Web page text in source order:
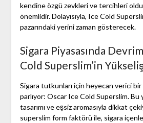
kendine özgü zevkleri ve tercihleri
önemlidir. Dolayısıyla, Ice Cold
pazarındaki yerini zaman gösterecek.
Sigara Piyasasında
Cold Superslim’in
Sigara tutkunları için heyecan verici
parlıyor: Oscar Ice Cold Superslim. Bu
tasarımı ve eşsiz aromasıyla dikkat
superslim form faktörü ile, sigara